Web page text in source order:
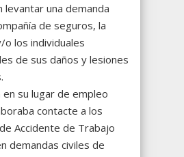
levantar una demanda
de seguros, la
o los individuales
de sus daños y lesiones
en su lugar de empleo
contacte a los
Accidente de Trabajo
demandas civiles de